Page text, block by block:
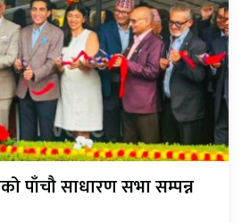
पाँचौ साधारण सभा सम्पन्न